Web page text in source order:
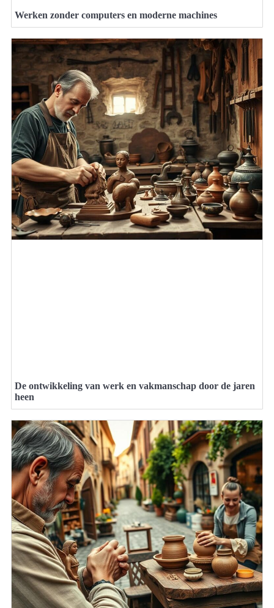
Werken zonder computers en moderne machines
De ontwikkeling van werk en vakmanschap door de jaren
heen